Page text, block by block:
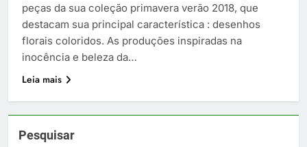
peças da sua coleção primavera verão 2018, que
destacam sua principal característica : desenhos
florais coloridos. As produções inspiradas na
inocência e beleza da…
Leia mais
Pesquisar